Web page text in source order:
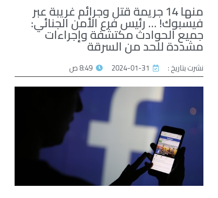
منها 14 جريمة قتل وجرائم غريبة عبر
فيسبوك! … رئيس فرع الأمن الجنائي:
جميع الحوادث مكتشفة وإجراءات
مشددة للحد من السرقة
نشرت بتاريخ : 2024-01-31 8:49 ص